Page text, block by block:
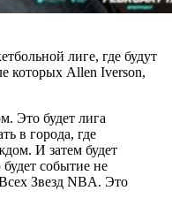
лиге, где будут
которых Allen Iverson,
Это будет лига
в города, где
И затем будет
событие не
Звезд NBA. Это